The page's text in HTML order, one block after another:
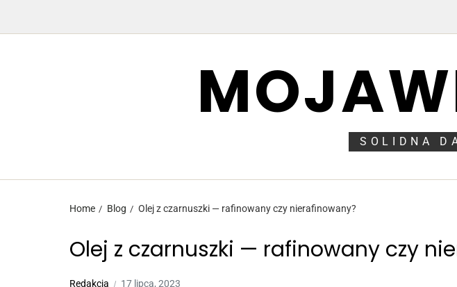
SOLIDNA
Home Blog Olej z czarnuszki — rafinowany czy nierafinowany?
Olej z czarnuszki — rafinowany czy
Redakcja 17 lipca, 2023